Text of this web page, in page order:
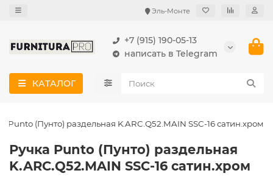
Эль-Монте
+7 (915) 190-05-13
написать в Telegram
КАТАЛОГ
Punto (Пунто) раздельная K.ARC.Q52.MAIN SSC-16 сатин.хром
Ручка Punto (Пунто) раздельная
K.ARC.Q52.MAIN SSC-16 сатин.хром